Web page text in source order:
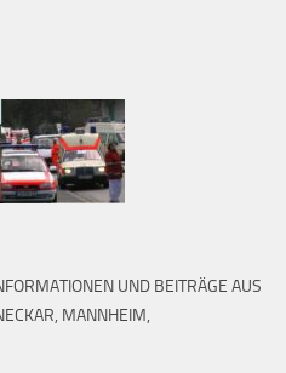
UND BEITRÄGE AUS
MANNHEIM,